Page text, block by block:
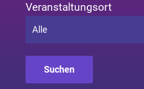
Veranstaltungsort
Alle